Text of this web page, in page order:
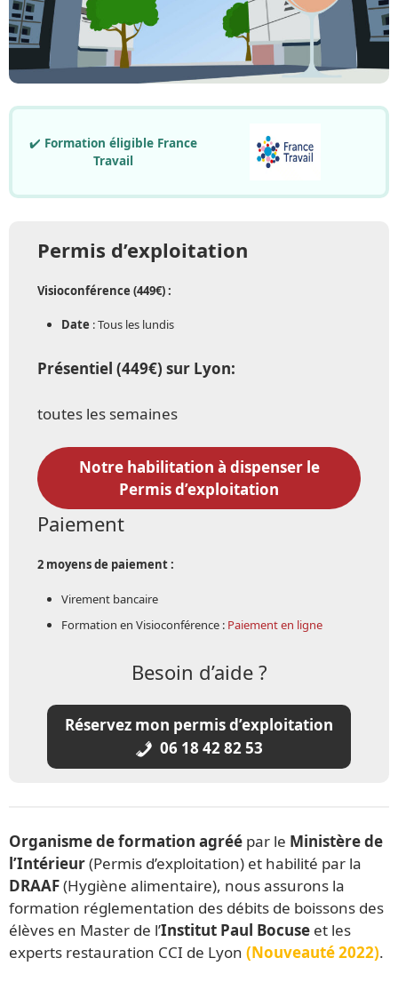
✔️ Formation éligible France
Travail
Permis d’exploitation
Visioconférence (449€) :
Date : Tous les lundis
Présentiel (449€) sur Lyon:
toutes les semaines
Notre habilitation à dispenser le
Permis d’exploitation
Paiement
2 moyens de paiement :
Virement bancaire
Formation en Visioconférence : Paiement en ligne
Besoin d’aide ?
Réservez mon permis d’exploitation
06 18 42 82 53
Organisme de formation agréé par le Ministère de
l’Intérieur(Permis d’exploitation) et habilité par la
DRAAF(Hygiène alimentaire), nous assurons la
formation réglementation des débits de boissons des
élèves en Master de l’Institut Paul Bocuse et les
experts restauration CCI de Lyon (Nouveauté 2022).